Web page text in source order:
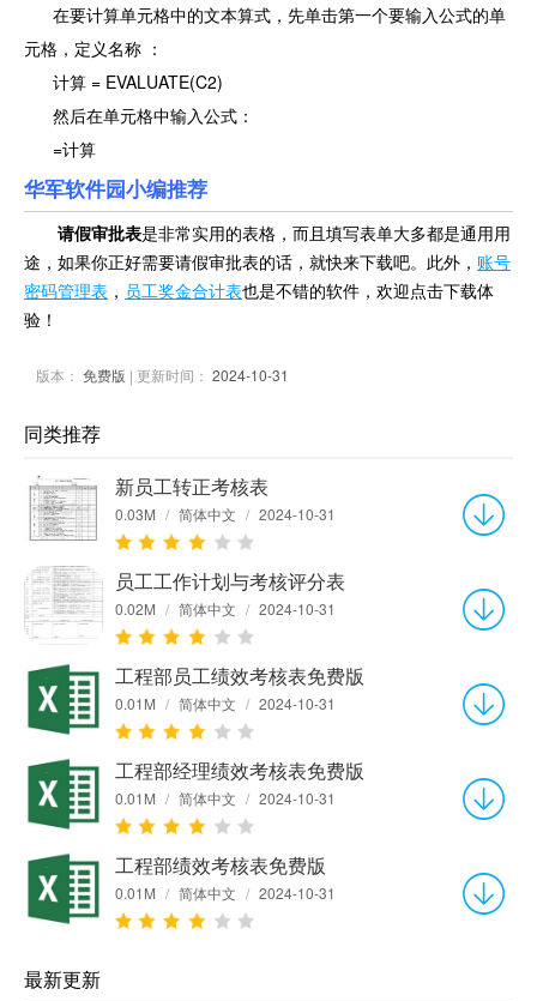
在要计算单元格中的文本算式，先单击第一个要输入公式的单
元格，定义名称 ：
计算 = EVALUATE(C2)
然后在单元格中输入公式：
=计算
华军软件园小编推荐
请假审批表是非常实用的表格，而且填写表单大多都是通用用
途，如果你正好需要请假审批表的话，就快来下载吧。此外， 账号
密码管理表 ， 员工奖金合计表也是不错的软件，欢迎点击下载体
验！
版本： 免费版 | 更新时间： 2024-10-31
同类推荐
新员工转正考核表
0.03M / 简体中文 / 2024-10-31
员工工作计划与考核评分表
0.02M / 简体中文 / 2024-10-31
工程部员工绩效考核表免费版
0.01M / 简体中文 / 2024-10-31
工程部经理绩效考核表免费版
0.01M / 简体中文 / 2024-10-31
工程部绩效考核表免费版
0.01M / 简体中文 / 2024-10-31
最新更新